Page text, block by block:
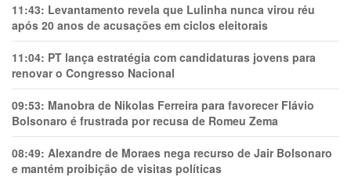
11:43: Levantamento revela que Lulinha nunca virou réu
após 20 anos de acusações em ciclos eleitorais
11:04: PT lança estratégia com candidaturas jovens para
renovar o Congresso Nacional
09:53: Manobra de Nikolas Ferreira para favorecer Flávio
Bolsonaro é frustrada por recusa de Romeu Zema
08:49: Alexandre de Moraes nega recurso de Jair Bolsonaro
e mantém proibição de visitas políticas